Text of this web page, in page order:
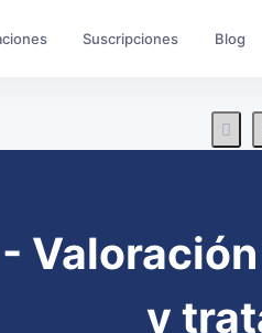
Suscripciones Blog
y